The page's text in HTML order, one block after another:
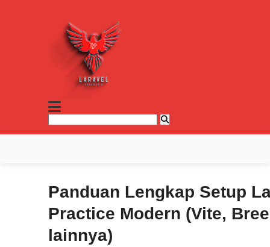
Panduan Lengkap Setup
Practice Modern (Vite,
lainnya)